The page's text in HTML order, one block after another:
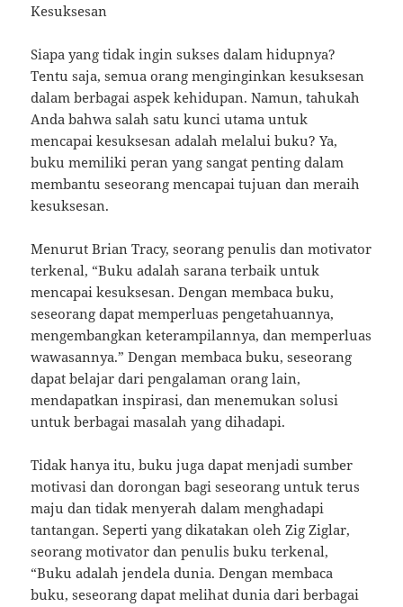
Kesuksesan
Siapa yang tidak ingin sukses dalam hidupnya?
Tentu saja, semua orang menginginkan kesuksesan
dalam berbagai aspek kehidupan. Namun, tahukah
Anda bahwa salah satu kunci utama untuk
mencapai kesuksesan adalah melalui buku? Ya,
buku memiliki peran yang sangat penting dalam
membantu seseorang mencapai tujuan dan meraih
kesuksesan.
Menurut Brian Tracy, seorang penulis dan motivator
terkenal, “Buku adalah sarana terbaik untuk
mencapai kesuksesan. Dengan membaca buku,
seseorang dapat memperluas pengetahuannya,
mengembangkan keterampilannya, dan memperluas
wawasannya.” Dengan membaca buku, seseorang
dapat belajar dari pengalaman orang lain,
mendapatkan inspirasi, dan menemukan solusi
untuk berbagai masalah yang dihadapi.
Tidak hanya itu, buku juga dapat menjadi sumber
motivasi dan dorongan bagi seseorang untuk terus
maju dan tidak menyerah dalam menghadapi
tantangan. Seperti yang dikatakan oleh Zig Ziglar,
seorang motivator dan penulis buku terkenal,
“Buku adalah jendela dunia. Dengan membaca
buku, seseorang dapat melihat dunia dari berbagai